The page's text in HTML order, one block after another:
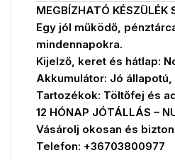
MEGBÍZHATÓ KÉSZÜLÉK
Egy jól működő,
mindennapokra.
Kijelző, keret és hátlap:
Akkumulátor: Jó
Tartozékok: Töltőfej és
12 HÓNAP JÓTÁLLÁS –
Vásárolj okosan és
Telefon: +36703800977